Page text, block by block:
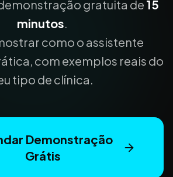
gratuita de 15
minutos.
como o assistente
com exemplos reais do
tipo de clínica.
Demonstração
Grátis